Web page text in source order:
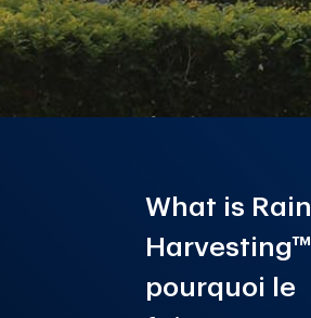
What is Rain
Harvesting™
pourquoi le